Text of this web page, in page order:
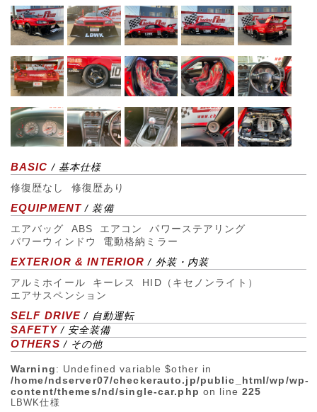
BASIC/ 基本仕様
修復歴なし
修復歴あり
EQUIPMENT/ 装備
エアバッグ
ABS エアコン
パワーステアリング
パワーウィンドウ
電動格納ミラー
EXTERIOR & INTERIOR/ 外装・内装
アルミホイール
キーレス
HID（キセノンライト）
エアサスペンション
SELF DRIVE/ 自動運転
SAFETY/ 安全装備
OTHERS/ その他
Warning: Undefined variable $other in
/home/ndserver07/checkerauto.jp/public_html/wp/wp-
content/themes/nd/single-car.php on line 225
LBWK仕様